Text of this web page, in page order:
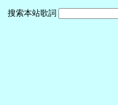
搜索本站歌詞